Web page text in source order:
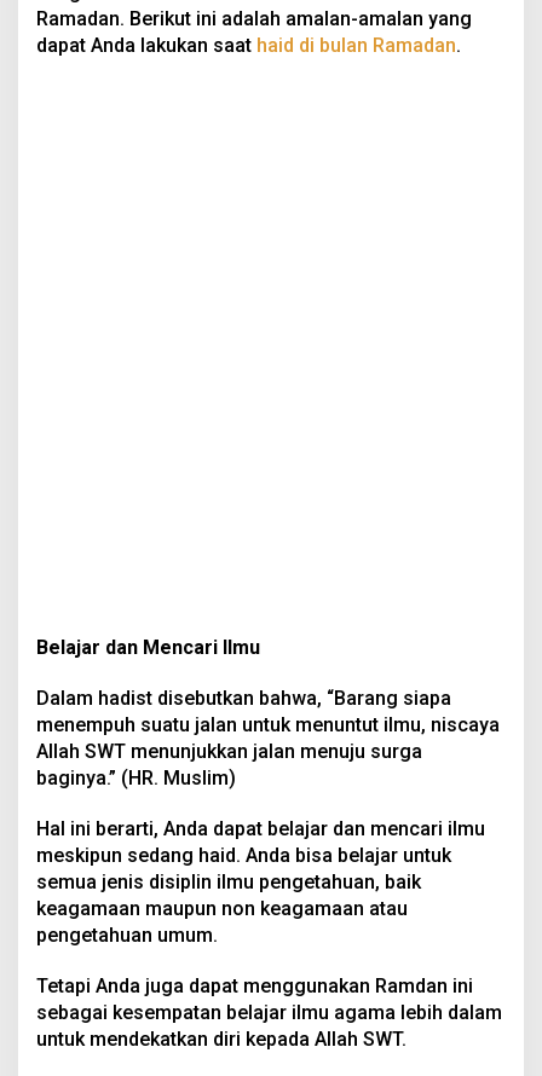
Ramadan. Berikut ini adalah amalan-amalan yang
dapat Anda lakukan saat haid di bulan Ramadan.
Belajar dan Mencari Ilmu
Dalam hadist disebutkan bahwa, “Barang siapa
menempuh suatu jalan untuk menuntut ilmu, niscaya
Allah SWT menunjukkan jalan menuju surga
baginya.” (HR. Muslim)
Hal ini berarti, Anda dapat belajar dan mencari ilmu
meskipun sedang haid. Anda bisa belajar untuk
semua jenis disiplin ilmu pengetahuan, baik
keagamaan maupun non keagamaan atau
pengetahuan umum.
Tetapi Anda juga dapat menggunakan Ramdan ini
sebagai kesempatan belajar ilmu agama lebih dalam
untuk mendekatkan diri kepada Allah SWT.